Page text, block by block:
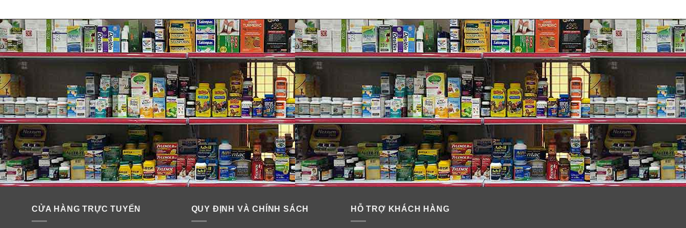
Hiệu quả từ tinh chất cấp ẩm cho da AHC Capture Moist Ampoule
✓Được bào chế từ 20 vị thảo dược quý. Serum AHC không những an toàn cho da mà còn cung cấp nguồn dưỡng chất dồi dào giúp da được nuôi dưỡng từ sâu bên
CỬA HÀNG TRỰC TUYẾN QUY ĐỊNH VÀ CHÍNH SÁCH HỖ TRỢ KHÁCH HÀNG